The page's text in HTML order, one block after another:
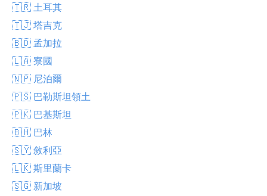
🇹🇷 土耳其
🇹🇯 塔吉克
🇧🇩 孟加拉
🇱🇦 寮國
🇳🇵 尼泊爾
🇵🇸 巴勒斯坦領土
🇵🇰 巴基斯坦
🇧🇭 巴林
🇸🇾 敘利亞
🇱🇰 斯里蘭卡
🇸🇬 新加坡